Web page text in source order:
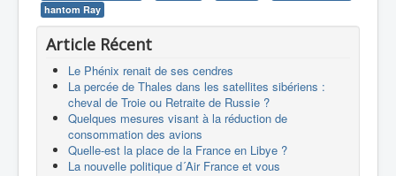
hantom Ray
Article Récent
Le Phénix renait de ses cendres
La percée de Thales dans les satellites sibériens :
cheval de Troie ou Retraite de Russie ?
Quelques mesures visant à la réduction de
consommation des avions
Quelle-est la place de la France en Libye ?
La nouvelle politique d´Air France et vous